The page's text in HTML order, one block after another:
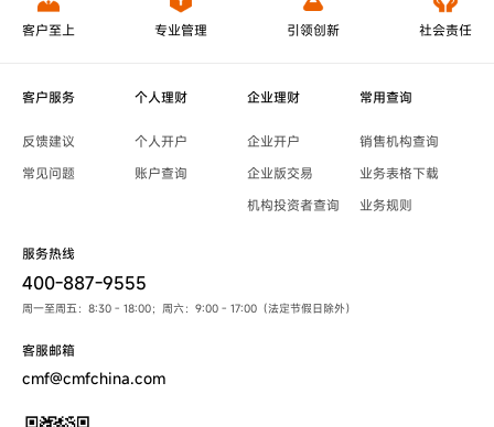
客户至上 专业管理 引领创新 社会责任
客户服务
反馈建议
常见问题
个人理财
个人开户
账户查询
企业理财
企业开户
企业版交易
机构投资者查询
常用查询
销售机构查询
业务表格下载
业务规则
服务热线
400-887-9555
周一至周五：8:30 - 18:00；周六：9:00 - 17:00（法定节假日除外）
客服邮箱
cmf@cmfchina.com